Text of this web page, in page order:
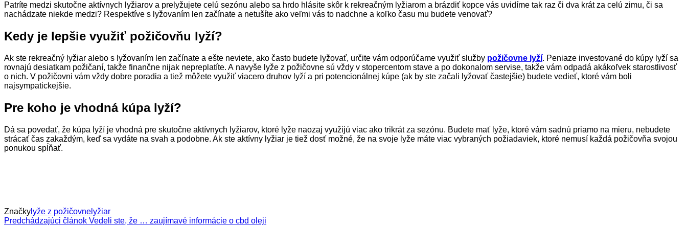
Patríte medzi skutočne aktívnych lyžiarov a prelyžujete celú sezónu alebo sa hrdo hlásite skôr k rekreačným lyžiarom a brázdiť kopce vás uvidíme tak raz či dva krát za celú zimu, či sa
nachádzate niekde medzi? Respektíve s lyžovaním len začínate a netušíte ako veľmi vás to nadchne a koľko času mu budete venovať?
Kedy je lepšie využiť požičovňu lyží?
Ak ste rekreačný lyžiar alebo s lyžovaním len začínate a ešte neviete, ako často budete lyžovať, určite vám odporúčame využiť služby požičovne lyží. Peniaze investované do kúpy lyží sa
rovnajú desiatkam požičaní, takže finančne nijak nepreplatíte. A navyše lyže z požičovne sú vždy v stopercentom stave a po dokonalom servise, takže vám odpadá akákoľvek starostlivosť
o nich. V požičovni vám vždy dobre poradia a tiež môžete využiť viacero druhov lyží a pri potencionálnej kúpe (ak by ste začali lyžovať častejšie) budete vedieť, ktoré vám boli
najsympatickejšie.
Pre koho je vhodná kúpa lyží?
Dá sa povedať, že kúpa lyží je vhodná pre skutočne aktívnych lyžiarov, ktoré lyže naozaj využijú viac ako trikrát za sezónu. Budete mať lyže, ktoré vám sadnú priamo na mieru, nebudete
strácať čas zakaždým, keď sa vydáte na svah a podobne. Ak ste aktívny lyžiar je tiež dosť možné, že na svoje lyže máte viac vybraných požiadaviek, ktoré nemusí každá požičovňa svojou
ponukou spĺňať.
Značky lyže z požičovne lyžiar
Predchádzajúci článok Vedeli ste, že … zaujímavé informácie o cbd oleji